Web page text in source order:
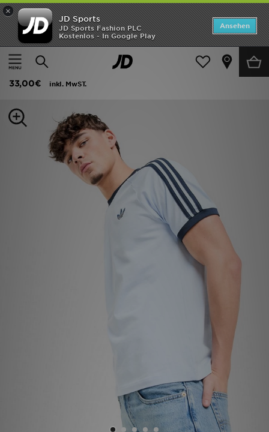
×
JD Sports
JD Sports Fashion PLC
Kostenlos - In Google Play
Ansehen
Home
Herren Herrenbekleidung T-Shirts und Tanktops
adidas Originals Cali T-Shirt
33,00€
inkl. MwST.
ANGEBOTE
Neuheiten
Kinder
Bestsellers